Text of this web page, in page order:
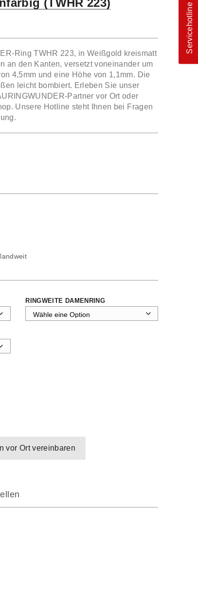
(TWHR 223)
Ring TWHR 223, in Weißgold kreismatt
an den Kanten, versetzt voneinander um
4,5mm und eine Höhe von 1,1mm. Die
leicht bombiert. Erleben Sie unser
Partner vor Ort oder
Unsere Hotline steht Ihnen bei Fragen
RINGWEITE DAMENRING
vor Ort vereinbaren
Servicehotline